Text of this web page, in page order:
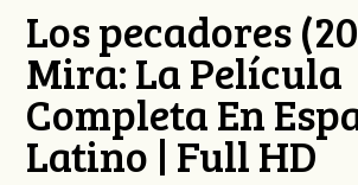
Los pecadores
Mira: La Película
Completa En
Latino | Full HD